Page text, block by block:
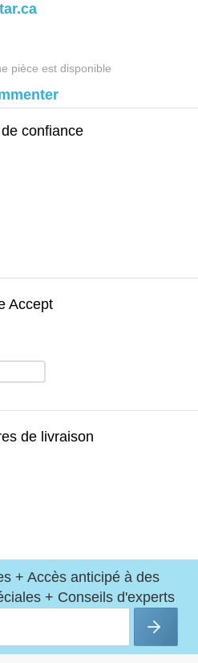
pièce est disponible
confiance
Accept
de livraison
+ Accès anticipé à des
+ Conseils d'experts